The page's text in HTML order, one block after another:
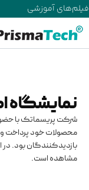
فیلم‌های آموزشی
نمایشگاه
شرکت پریسماتک با
محصولات خود پرداخت
بازدیدکنندگان بود. در
مشاهده است.